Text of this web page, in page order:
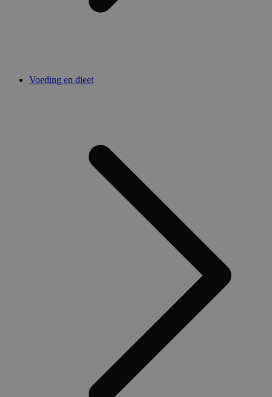
Voeding en dieet